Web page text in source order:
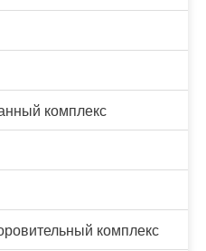
комплекс
комплекс